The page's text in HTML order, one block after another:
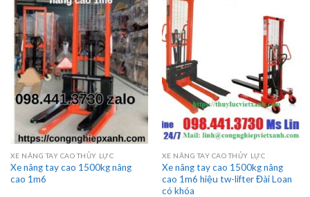
XE NÂNG TAY CAO THỦY LỰC
Xe nâng tay cao 1500kg nâng
cao 1m6
XE NÂNG TAY CAO THỦY LỰC
Xe nâng tay cao 1500kg nâng
cao 1m6 hiệu tw-lifter Đài Loan
có khóa